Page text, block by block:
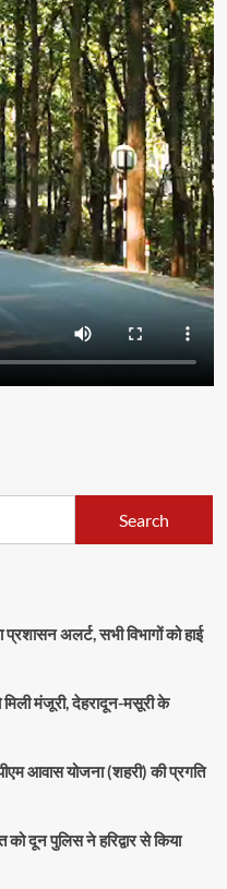
Search
प्रशासन अलर्ट, सभी विभागों को हाई
मिली मंजूरी, देहरादून-मसूरी के
आवास योजना (शहरी) की प्रगति
दून पुलिस ने हरिद्वार से किया